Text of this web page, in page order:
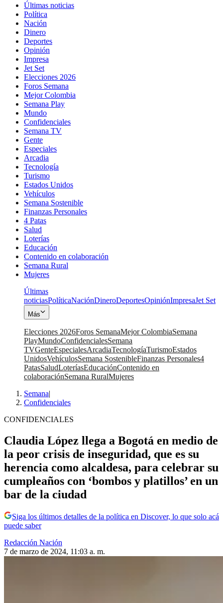
Últimas noticias
Política
Nación
Dinero
Deportes
Opinión
Impresa
Jet Set
Elecciones 2026
Foros Semana
Mejor Colombia
Semana Play
Mundo
Confidenciales
Semana TV
Gente
Especiales
Arcadia
Tecnología
Turismo
Estados Unidos
Vehículos
Semana Sostenible
Finanzas Personales
4 Patas
Salud
Loterías
Educación
Contenido en colaboración
Semana Rural
Mujeres
Últimas
noticiasPolíticaNaciónDineroDeportesOpiniónImpresaJet Set
Más
Elecciones 2026Foros SemanaMejor ColombiaSemana
PlayMundoConfidencialesSemana
TVGenteEspecialesArcadiaTecnologíaTurismoEstados
UnidosVehículosSemana SostenibleFinanzas Personales4
PatasSaludLoteríasEducaciónContenido en
colaboraciónSemana RuralMujeres
Semana|
Confidenciales
CONFIDENCIALES
Claudia López llega a Bogotá en medio de
la peor crisis de inseguridad, que es su
herencia como alcaldesa, para celebrar su
cumpleaños con ‘bombos y platillos’ en un
bar de la ciudad
Siga los últimos detalles de la política en Discover, lo que solo acá
puede saber
Redacción Nación
7 de marzo de 2024, 11:03 a. m.